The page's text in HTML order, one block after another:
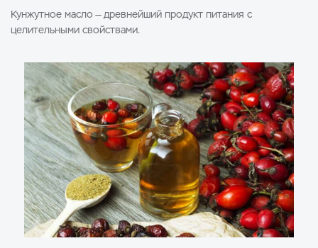
Кунжутное масло — древнейший продукт питания с
целительными свойствами.